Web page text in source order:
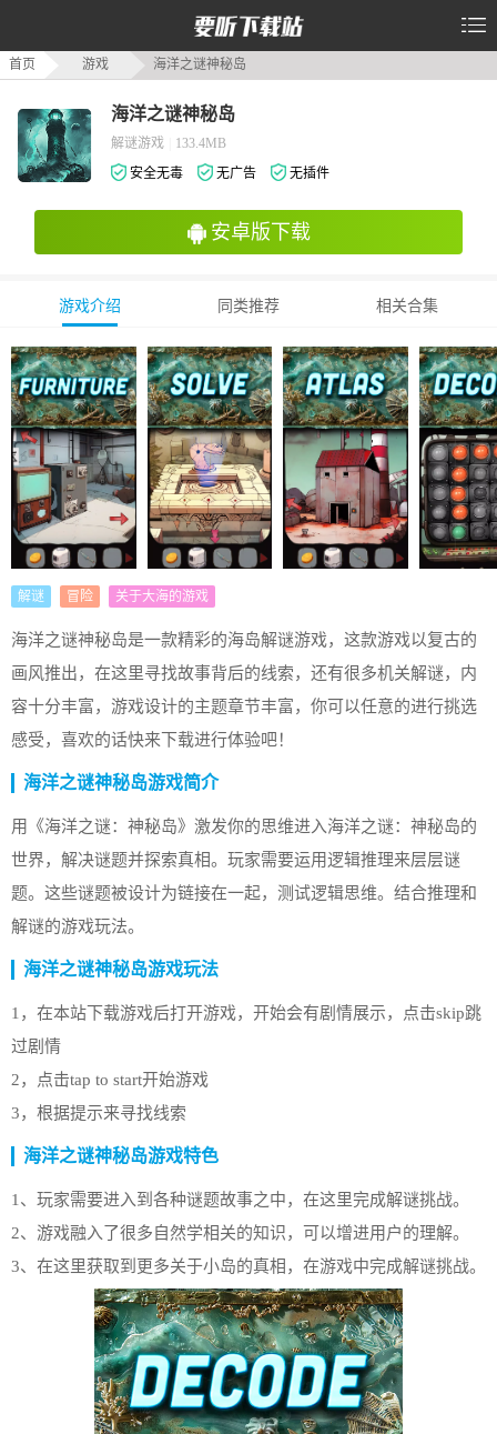
首页 游戏 海洋之谜神秘岛
海洋之谜神秘岛
解谜游戏
133.4MB
安全无毒
无广告 无插件
安卓版下载
游戏介绍 同类推荐 相关合集
解谜 冒险 关于大海的游戏
海洋之谜神秘岛是一款精彩的海岛解谜游戏，这款游戏以复古的
画风推出，在这里寻找故事背后的线索，还有很多机关解谜，内
容十分丰富，游戏设计的主题章节丰富，你可以任意的进行挑选
感受，喜欢的话快来下载进行体验吧！
海洋之谜神秘岛游戏简介
用《海洋之谜：神秘岛》激发你的思维进入海洋之谜：神秘岛的
世界，解决谜题并探索真相。玩家需要运用逻辑推理来层层谜
题。这些谜题被设计为链接在一起，测试逻辑思维。结合推理和
解谜的游戏玩法。
海洋之谜神秘岛游戏玩法
1，在本站下载游戏后打开游戏，开始会有剧情展示，点击skip跳
过剧情
2，点击tap to start开始游戏
3，根据提示来寻找线索
海洋之谜神秘岛游戏特色
1、玩家需要进入到各种谜题故事之中，在这里完成解谜挑战。
2、游戏融入了很多自然学相关的知识，可以增进用户的理解。
3、在这里获取到更多关于小岛的真相，在游戏中完成解谜挑战。